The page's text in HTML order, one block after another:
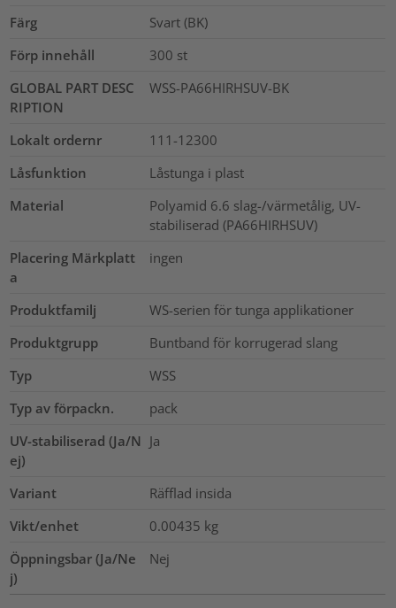
Färg
Svart (BK)
Förp innehåll
300 st
GLOBAL PART DESC
RIPTION
WSS-PA66HIRHSUV-BK
Lokalt ordernr
111-12300
Låsfunktion
Låstunga i plast
Material
Polyamid 6.6 slag-/värmetålig, UV-
stabiliserad (PA66HIRHSUV)
Placering Märkplatt
a
ingen
Produktfamilj
WS-serien för tunga applikationer
Produktgrupp
Buntband för korrugerad slang
Typ
WSS
Typ av förpackn.
pack
UV-stabiliserad (Ja/N
ej)
Ja
Variant
Räfflad insida
Vikt/enhet
0.00435 kg
Öppningsbar (Ja/Ne
j)
Nej